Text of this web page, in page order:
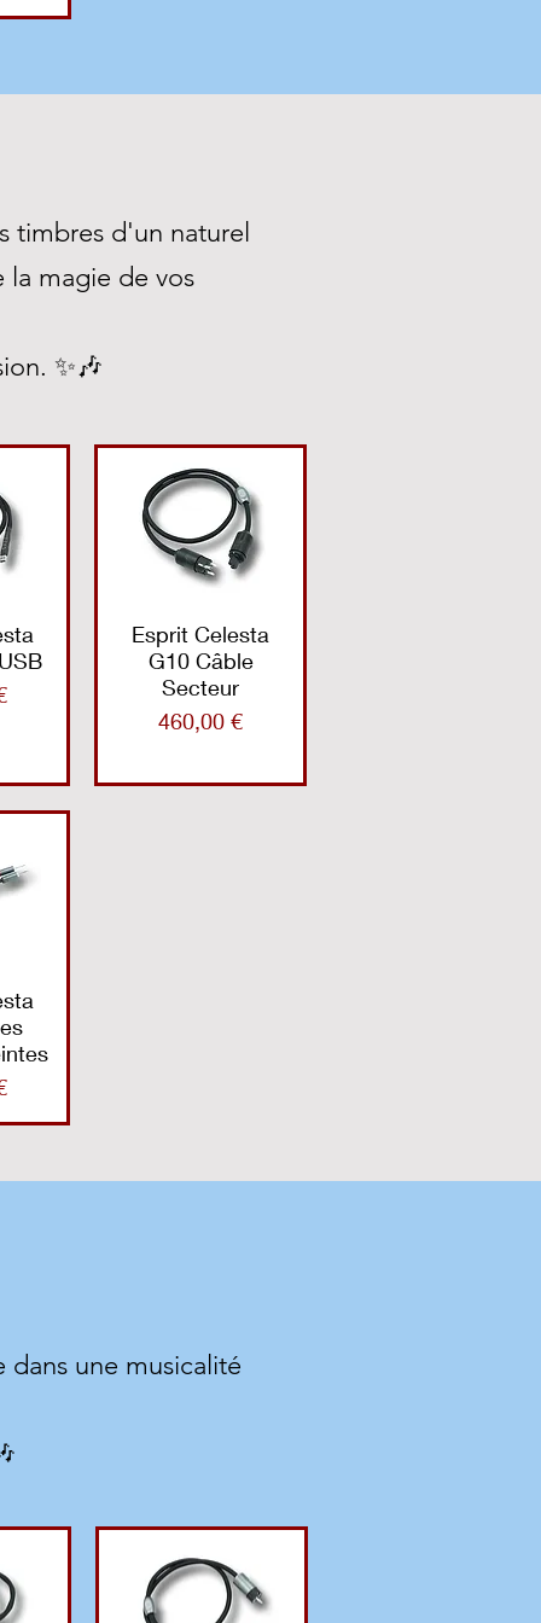
timbres d'un naturel
la magie de vos
✨🎶
Esprit Celesta
G10 Câble
Secteur
Prix
460,00 €
dans une musicalité